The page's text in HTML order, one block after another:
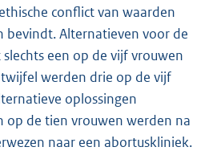
conflict van waarden
bevindt. Alternatieven voor de
een op de vijf vrouwen
werden drie op de vijf
oplossingen
op de tien vrouwen werden na
naar een abortuskliniek.